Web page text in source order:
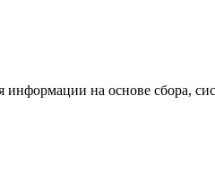
на основе сбора,